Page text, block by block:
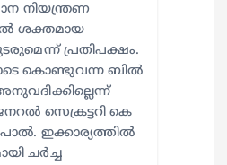
നിയന്ത്രണ
ശക്തമായ
പ്രതിപക്ഷം.
കൊണ്ടുവന്ന ബിൽ
സെക്രട്ടറി കെ
ഇക്കാര്യത്തിൽ
ചർച്ച